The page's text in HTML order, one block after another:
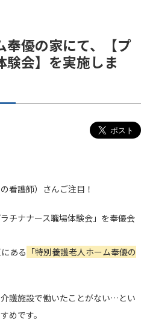
奉優の家にて、【プ
験会】を実施しま
看護師）さんご注目！
チナナース職場体験会」を奉優会
ある 「特別養護老人ホーム奉優の
護施設で働いたことがない…とい
めです。